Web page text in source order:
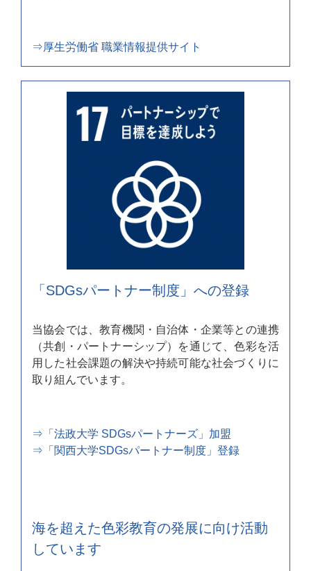
⇒厚生労働省 職業情報提供サイト
「SDGsパートナー制度」への登録
当協会では、教育機関・自治体・企業等との連携
（共創・パートナーシップ）を通じて、色彩を活
用した社会課題の解決や持続可能な社会づくりに
取り組んでいます。
⇒「法政大学 SDGsパートナーズ」加盟
⇒「関西大学SDGsパートナー制度」登録
海を超えた色彩教育の発展に向け活動
しています